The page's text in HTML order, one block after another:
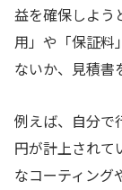
益を確保しよう
用」や「保証料
ないか、見積書
例えば、自分で
円が計上されて
なコーティング